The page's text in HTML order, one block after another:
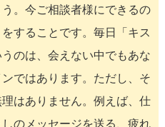
。今ご相談者様にできるの
することです。毎日「キス
のは、会えない中でもあな
ではあります。ただし、そ
はありません。例えば、仕
のメッセージを送る、疲れ